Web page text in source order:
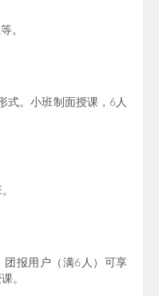
。
式。小班制面授课，6人
团报用户（满6人）可享
。